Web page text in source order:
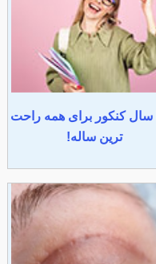
سال کنکور برای همه راحت
ترین ساله!